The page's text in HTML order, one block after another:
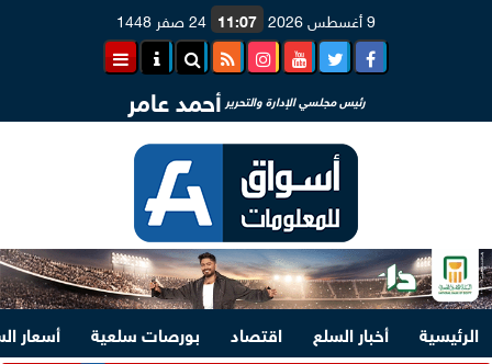
9 أغسطس 2026 11:07 24 صفر 1448
رئيس مجلسي الإدارة والتحرير أحمد عامر
الرئيسية أخبار السلع اقتصاد بورصات سلعية
أسعار